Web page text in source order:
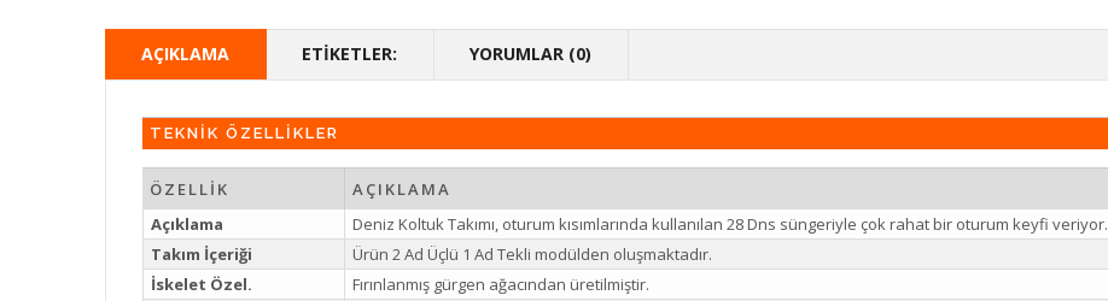
AÇIKLAMA ETIKETLER: YORUMLAR (0)
TEKNİK ÖZELLİKLER
ÖZELLİK
AÇIKLAMA
Açıklama
Deniz Koltuk Takımı, oturum kısımlarında kullanılan 28 Dns süngeriyle çok rahat bir oturum keyfi veriyor.
Takım İçeriği
Ürün 2 Ad Üçlü 1 Ad Tekli modülden oluşmaktadır.
İskelet Özel.
Fırınlanmış gürgen ağacından üretilmiştir.